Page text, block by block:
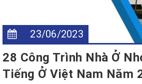
23/06/2023
28 Công Trình Nhà Ở
Tiếng Ở Việt Nam Năm